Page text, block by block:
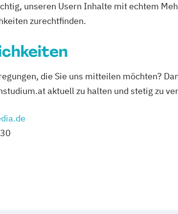
unseren Usern Inhalte mit echtem
zurechtfinden.
die Sie uns mitteilen möchten?
aktuell zu halten und stetig zu